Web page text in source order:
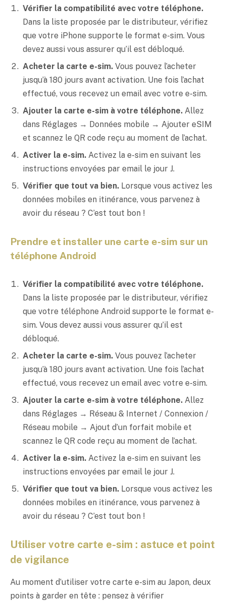
Vérifier la compatibilité avec votre téléphone.
Dans la liste proposée par le distributeur, vérifiez
que votre iPhone supporte le format e-sim. Vous
devez aussi vous assurer qu’il est débloqué.
Acheter la carte e-sim. Vous pouvez l’acheter
jusqu’à 180 jours avant activation. Une fois l’achat
effectué, vous recevez un email avec votre e-sim.
Ajouter la carte e-sim à votre téléphone. Allez
dans Réglages → Données mobile → Ajouter eSIM
et scannez le QR code reçu au moment de l’achat.
Activer la e-sim. Activez la e-sim en suivant les
instructions envoyées par email le jour J.
Vérifier que tout va bien. Lorsque vous activez les
données mobiles en itinérance, vous parvenez à
avoir du réseau ? C’est tout bon !
Prendre et installer une carte e-sim sur un
téléphone Android
Vérifier la compatibilité avec votre téléphone.
Dans la liste proposée par le distributeur, vérifiez
que votre téléphone Android supporte le format e-
sim. Vous devez aussi vous assurer qu’il est
débloqué.
Acheter la carte e-sim. Vous pouvez l’acheter
jusqu’à 180 jours avant activation. Une fois l’achat
effectué, vous recevez un email avec votre e-sim.
Ajouter la carte e-sim à votre téléphone. Allez
dans Réglages → Réseau & Internet / Connexion /
Réseau mobile → Ajout d’un forfait mobile et
scannez le QR code reçu au moment de l’achat.
Activer la e-sim. Activez la e-sim en suivant les
instructions envoyées par email le jour J.
Vérifier que tout va bien. Lorsque vous activez les
données mobiles en itinérance, vous parvenez à
avoir du réseau ? C’est tout bon !
Utiliser votre carte e-sim : astuce et point
de vigilance
Au moment d’utiliser votre carte e-sim au Japon, deux
points à garder en tête : pensez à vérifier